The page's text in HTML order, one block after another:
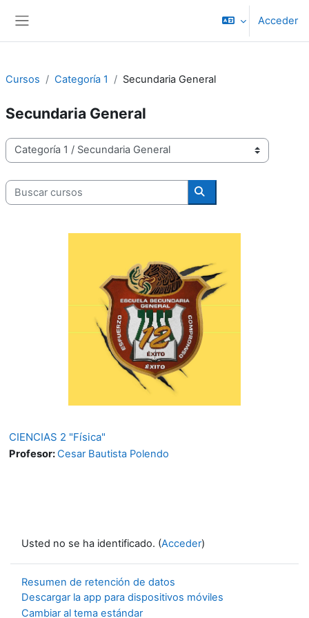
Acceder
Cursos Categoría 1 Secundaria General
Secundaria General
Categorías
Buscar cursos
Buscar cursos
CIENCIAS 2 "Física"
Profesor:Cesar Bautista Polendo
Usted no se ha identificado. (Acceder)
Resumen de retención de datos
Descargar la app para dispositivos móviles
Cambiar al tema estándar